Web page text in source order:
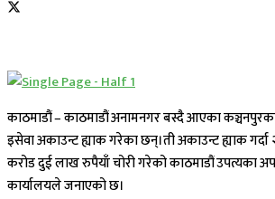
काठमाडौं – काठमाडौं अनामनगर बस्दै आएका
इसेवा अकाउन्ट ह्याक गरेका छन्।ती अकाउन्ट ह्याक
करोड दुई लाख रुपैयाँ चोरी गरेको काठमाडौं उपत्यका
कार्यालयले जनाएको छ।